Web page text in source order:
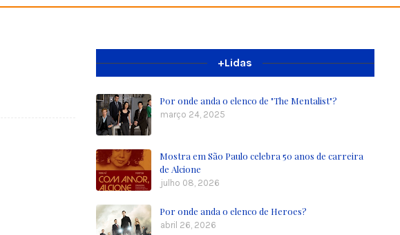
+Lidas
Por onde anda o elenco de "The Mentalist"?
março 24, 2025
Mostra em São Paulo celebra 50 anos de carreira
de Alcione
julho 08, 2026
Por onde anda o elenco de Heroes?
abril 26, 2026